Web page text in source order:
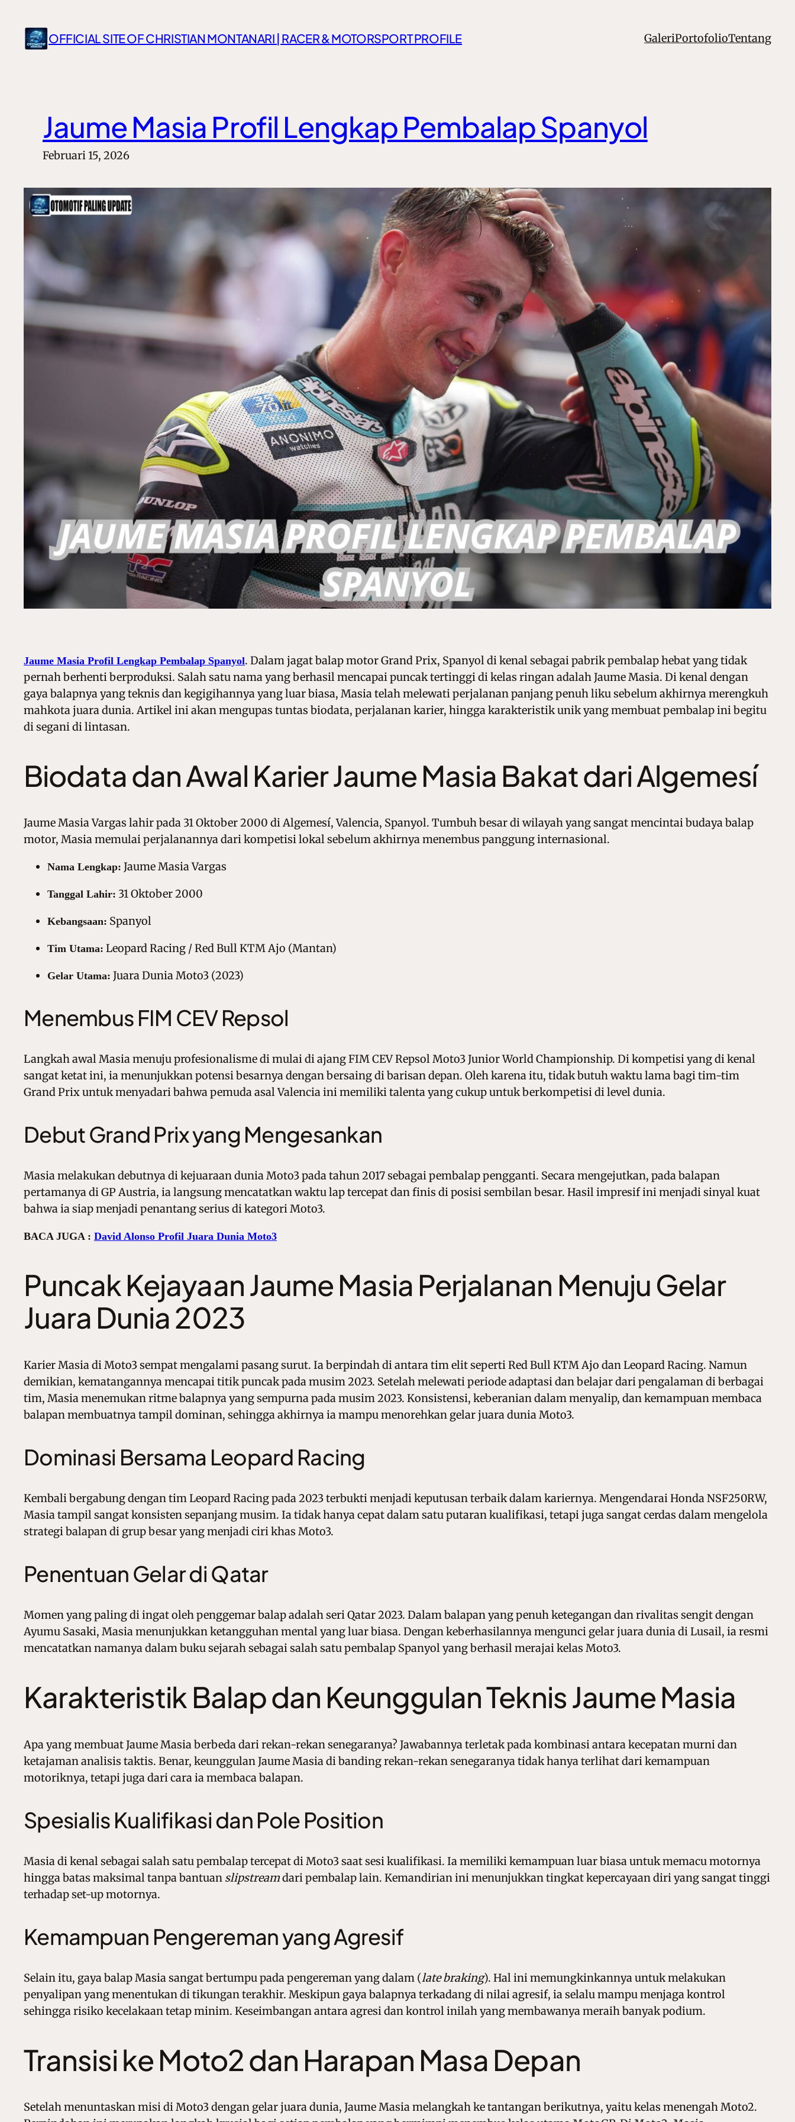
konten
OFFICIAL SITE OF CHRISTIAN MONTANARI | RACER & MOTORSPORT PROFILE GaleriPortofolioTentang
Jaume Masia Profil Lengkap Pembalap Spanyol
Februari 15, 2026
Jaume Masia Profil Lengkap Pembalap Spanyol. Dalam jagat balap motor Grand Prix, Spanyol di kenal sebagai pabrik pembalap hebat yang tidak
pernah berhenti berproduksi. Salah satu nama yang berhasil mencapai puncak tertinggi di kelas ringan adalah Jaume Masia. Di kenal dengan
gaya balapnya yang teknis dan kegigihannya yang luar biasa, Masia telah melewati perjalanan panjang penuh liku sebelum akhirnya merengkuh
mahkota juara dunia. Artikel ini akan mengupas tuntas biodata, perjalanan karier, hingga karakteristik unik yang membuat pembalap ini begitu
di segani di lintasan.
Biodata dan Awal Karier Jaume Masia Bakat dari Algemesí
Jaume Masia Vargas lahir pada 31 Oktober 2000 di Algemesí, Valencia, Spanyol. Tumbuh besar di wilayah yang sangat mencintai budaya balap
motor, Masia memulai perjalanannya dari kompetisi lokal sebelum akhirnya menembus panggung internasional.
Nama Lengkap: Jaume Masia Vargas
Tanggal Lahir: 31 Oktober 2000
Kebangsaan: Spanyol
Tim Utama: Leopard Racing / Red Bull KTM Ajo (Mantan)
Gelar Utama: Juara Dunia Moto3 (2023)
Menembus FIM CEV Repsol
Langkah awal Masia menuju profesionalisme di mulai di ajang FIM CEV Repsol Moto3 Junior World Championship. Di kompetisi yang di kenal
sangat ketat ini, ia menunjukkan potensi besarnya dengan bersaing di barisan depan. Oleh karena itu, tidak butuh waktu lama bagi tim-tim
Grand Prix untuk menyadari bahwa pemuda asal Valencia ini memiliki talenta yang cukup untuk berkompetisi di level dunia.
Debut Grand Prix yang Mengesankan
Masia melakukan debutnya di kejuaraan dunia Moto3 pada tahun 2017 sebagai pembalap pengganti. Secara mengejutkan, pada balapan
pertamanya di GP Austria, ia langsung mencatatkan waktu lap tercepat dan finis di posisi sembilan besar. Hasil impresif ini menjadi sinyal kuat
bahwa ia siap menjadi penantang serius di kategori Moto3.
BACA JUGA : David Alonso Profil Juara Dunia Moto3
Puncak Kejayaan Jaume Masia Perjalanan Menuju Gelar
Juara Dunia 2023
Karier Masia di Moto3 sempat mengalami pasang surut. Ia berpindah di antara tim elit seperti Red Bull KTM Ajo dan Leopard Racing. Namun
demikian, kematangannya mencapai titik puncak pada musim 2023. Setelah melewati periode adaptasi dan belajar dari pengalaman di berbagai
tim, Masia menemukan ritme balapnya yang sempurna pada musim 2023. Konsistensi, keberanian dalam menyalip, dan kemampuan membaca
balapan membuatnya tampil dominan, sehingga akhirnya ia mampu menorehkan gelar juara dunia Moto3.
Dominasi Bersama Leopard Racing
Kembali bergabung dengan tim Leopard Racing pada 2023 terbukti menjadi keputusan terbaik dalam kariernya. Mengendarai Honda NSF250RW,
Masia tampil sangat konsisten sepanjang musim. Ia tidak hanya cepat dalam satu putaran kualifikasi, tetapi juga sangat cerdas dalam mengelola
strategi balapan di grup besar yang menjadi ciri khas Moto3.
Penentuan Gelar di Qatar
Momen yang paling di ingat oleh penggemar balap adalah seri Qatar 2023. Dalam balapan yang penuh ketegangan dan rivalitas sengit dengan
Ayumu Sasaki, Masia menunjukkan ketangguhan mental yang luar biasa. Dengan keberhasilannya mengunci gelar juara dunia di Lusail, ia resmi
mencatatkan namanya dalam buku sejarah sebagai salah satu pembalap Spanyol yang berhasil merajai kelas Moto3.
Karakteristik Balap dan Keunggulan Teknis Jaume Masia
Apa yang membuat Jaume Masia berbeda dari rekan-rekan senegaranya? Jawabannya terletak pada kombinasi antara kecepatan murni dan
ketajaman analisis taktis. Benar, keunggulan Jaume Masia di banding rekan-rekan senegaranya tidak hanya terlihat dari kemampuan
motoriknya, tetapi juga dari cara ia membaca balapan.
Spesialis Kualifikasi dan Pole Position
Masia di kenal sebagai salah satu pembalap tercepat di Moto3 saat sesi kualifikasi. Ia memiliki kemampuan luar biasa untuk memacu motornya
hingga batas maksimal tanpa bantuan slipstreamdari pembalap lain. Kemandirian ini menunjukkan tingkat kepercayaan diri yang sangat tinggi
terhadap set-up motornya.
Kemampuan Pengereman yang Agresif
Selain itu, gaya balap Masia sangat bertumpu pada pengereman yang dalam (late braking). Hal ini memungkinkannya untuk melakukan
penyalipan yang menentukan di tikungan terakhir. Meskipun gaya balapnya terkadang di nilai agresif, ia selalu mampu menjaga kontrol
sehingga risiko kecelakaan tetap minim. Keseimbangan antara agresi dan kontrol inilah yang membawanya meraih banyak podium.
Transisi ke Moto2 dan Harapan Masa Depan
Setelah menuntaskan misi di Moto3 dengan gelar juara dunia, Jaume Masia melangkah ke tantangan berikutnya, yaitu kelas menengah Moto2.